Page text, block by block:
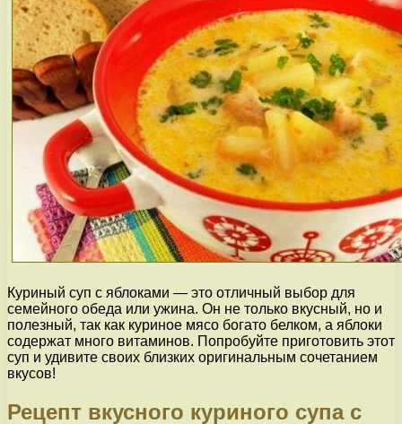
Куриный суп с яблоками — это отличный выбор для
семейного обеда или ужина. Он не только вкусный, но и
полезный, так как куриное мясо богато белком, а яблоки
содержат много витаминов. Попробуйте приготовить этот
суп и удивите своих близких оригинальным сочетанием
вкусов!
Рецепт вкусного куриного супа с